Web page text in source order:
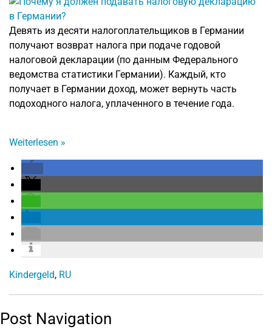
Девять из десяти налогоплательщиков в Германии
получают возврат налога при подаче годовой
налоговой декларации (по данным Федерального
ведомства статистики Германии). Каждый, кто
получает в Германии доход, может вернуть часть
подоходного налога, уплаченного в течение года.
Weiterlesen »
Kindergeld, RU
Post Navigation